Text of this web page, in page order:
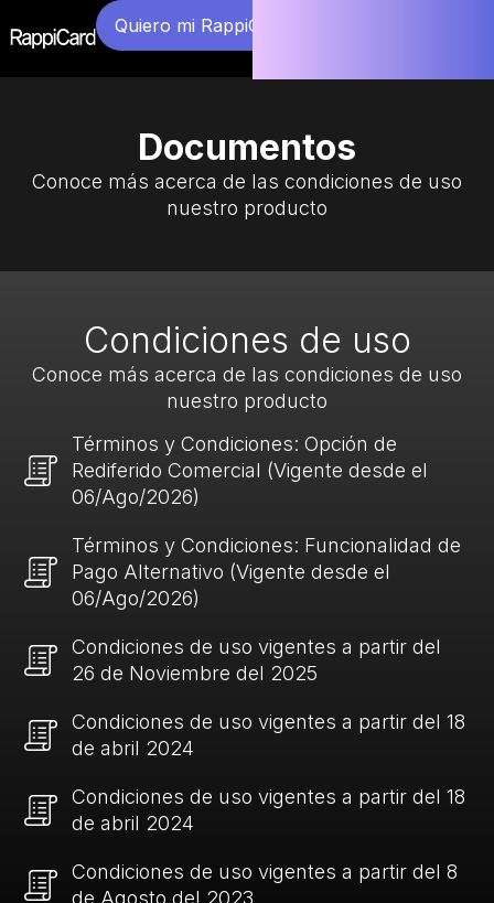
Quiero mi RappiCard
Documentos
Conoce más acerca de las condiciones de uso
nuestro producto
Condiciones de uso
Conoce más acerca de las condiciones de uso
nuestro producto
Términos y Condiciones: Opción de
Rediferido Comercial (Vigente desde el
06/Ago/2026)
Términos y Condiciones: Funcionalidad de
Pago Alternativo (Vigente desde el
06/Ago/2026)
Condiciones de uso vigentes a partir del
26 de Noviembre del 2025
Condiciones de uso vigentes a partir del 18
de abril 2024
Condiciones de uso vigentes a partir del 18
de abril 2024
Condiciones de uso vigentes a partir del 8
de Agosto del 2023